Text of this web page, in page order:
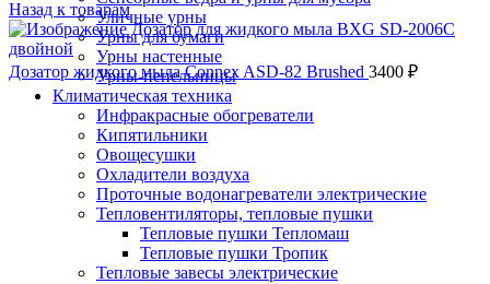
Уличные урны
Урны для бумаги
Урны настенные
Урны-пепельницы
Климатическая техника
Инфракрасные обогреватели
Кипятильники
Овощесушки
Охладители воздуха
Проточные водонагреватели электрические
Тепловентиляторы, тепловые пушки
Тепловые пушки Тепломаш
Тепловые пушки Тропик
Тепловые завесы электрические
Назад к товарам
Дозатор жидкого мыла Connex ASD-82 Brushed 3400 ₽